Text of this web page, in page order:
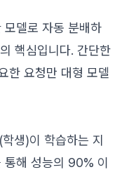
모델로 자동 분배하
핵심입니다. 간단한
한 요청만 대형 모델
생)이 학습하는 지
해 성능의 90% 이